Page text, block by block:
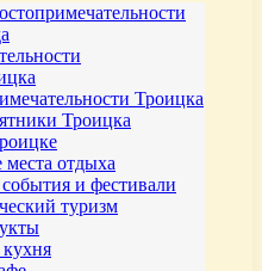
Троицка
Троицка
отдыха
и фестивали
туризм